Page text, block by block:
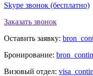
Skype звонок (бесплатно)
Заказать звонок
Оставить заявку:
Бронирование:
Визовый отдел: